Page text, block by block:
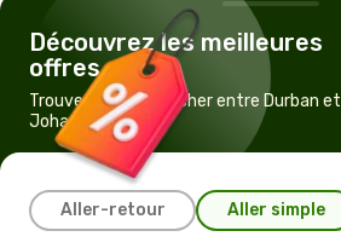
Découvrez les meilleures
offres
Trouvez un vol pas cher entre Durban et
Johannesbourg
Aller-retour Aller simple